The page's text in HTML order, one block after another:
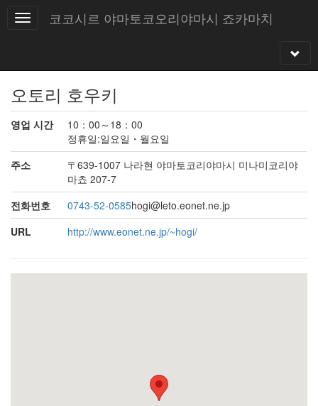
코코시르 야마토코오리야마시 죠카마치
오토리 호우키
영업 시간
10：00～18：00
정휴일:일요일・월요일
주소
〒639-1007 나라현 야마토코리야마시 미나미코리야
마쵸 207-7
전화번호
0743-52-0585hogi@leto.eonet.ne.jp
URL
http://www.eonet.ne.jp/~hogi/